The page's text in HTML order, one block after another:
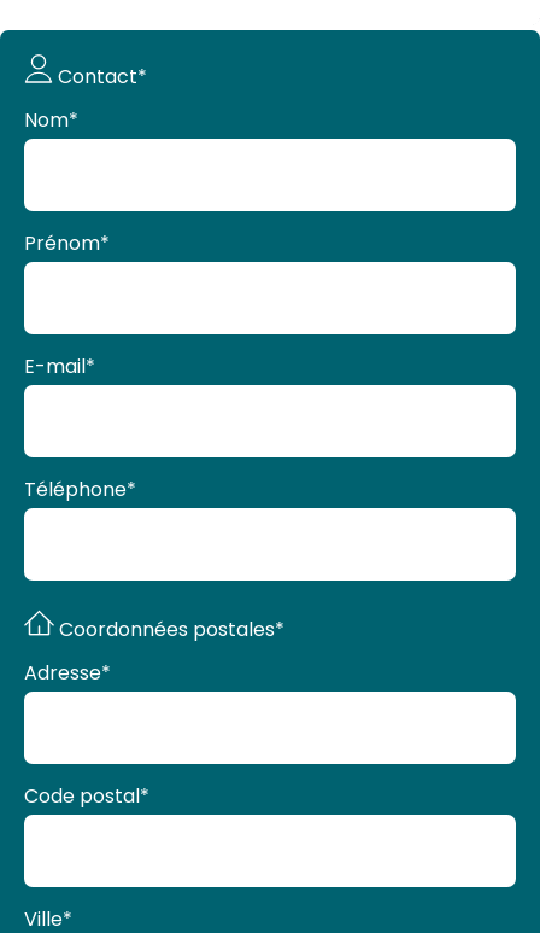
Demande
de devis
Contact*
Nom*
Prénom*
E-mail*
Téléphone*
Coordonnées postales*
Adresse*
Code postal*
Ville*